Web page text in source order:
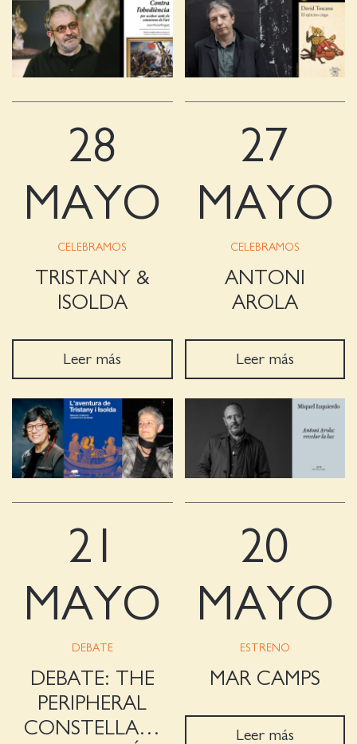
28
MAYO
CELEBRAMOS
TRISTANY &
ISOLDA
Leer más
27
MAYO
CELEBRAMOS
ANTONI
AROLA
Leer más
21
MAYO
DEBATE
DEBATE: THE
PERIPHERAL
CONSTELLATION:
20
MAYO
ESTRENO
MAR CAMPS
Leer más